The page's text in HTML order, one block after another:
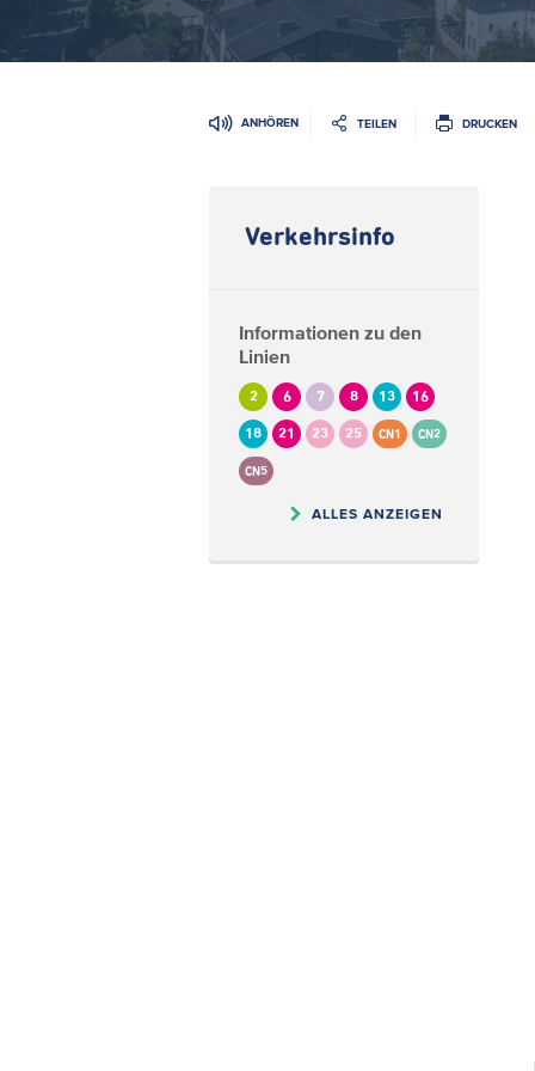
ANHÖREN TEILEN DRUCKEN
Verkehrsinfo
Informationen zu den
Linien
2 6 7 8 13 16
18 21 23 25 CN1 CN2
CN5
ALLES ANZEIGEN